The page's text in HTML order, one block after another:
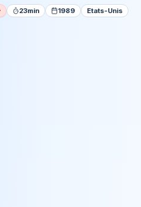
23min 1989 Etats-Unis